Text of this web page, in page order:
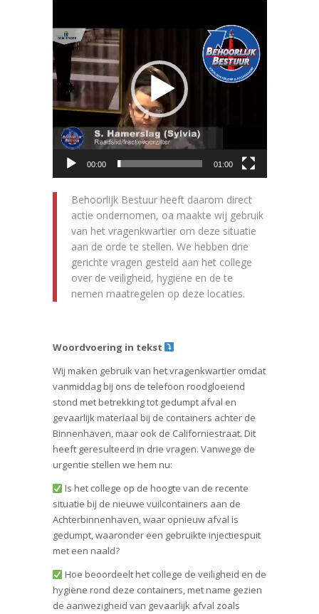
00:00 01:00
Behoorlijk Bestuur heeft daarom direct
actie ondernomen, oa maakte wij gebruik
van het vragenkwartier om deze situatie
aan de orde te stellen. We hebben drie
gerichte vragen gesteld aan het college
over de veiligheid, hygiëne en de te
nemen maatregelen op deze locaties.
Woordvoering in tekst
Wij maken gebruik van het vragenkwartier omdat
vanmiddag bij ons de telefoon roodgloeiend
stond met betrekking tot gedumpt afval en
gevaarlijk materiaal bij de containers achter de
Binnenhaven, maar ook de Californiestraat. Dit
heeft geresulteerd in drie vragen. Vanwege de
urgentie stellen we hem nu:
Is het college op de hoogte van de recente
situatie bij de nieuwe vuilcontainers aan de
Achterbinnenhaven, waar opnieuw afval is
gedumpt, waaronder een gebruikte injectiespuit
met een naald?
Hoe beoordeelt het college de veiligheid en de
hygiëne rond deze containers, met name gezien
de aanwezigheid van gevaarlijk afval zoals